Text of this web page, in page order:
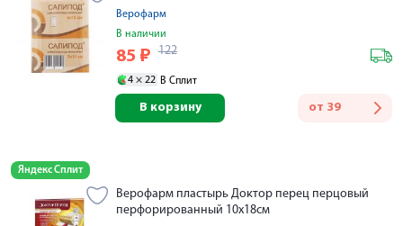
Верофарм
В наличии
85 ₽ 122
4 × 22 В Сплит
от 39
В корзину
Яндекс Сплит
Верофарм пластырь Доктор перец перцовый
перфорированный 10х18см